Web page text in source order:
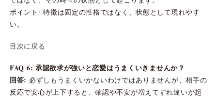
ポイント: 特徴は固定の性格ではなく、状態として現れやす
い。
目次に戻る
FAQ 6: 承認欲求が強いと恋愛はうまくいきませんか？
回答: 必ずしもうまくいかないわけではありませんが、相手の
反応で安心が上下すると、確認や不安が増えてすれ違いが起